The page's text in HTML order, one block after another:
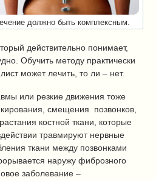
должно быть комплексным.
действительно понимает,
Обучить методу практически
может лечить, то ли – нет.
или резкие движения тоже
смещения позвонков,
костной ткани, которые
травмируют нервные
ткани между позвонками
наружу фиброзного
заболевание –